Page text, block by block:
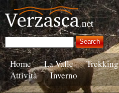
Home La Valle Trekking
Attività
Inverno